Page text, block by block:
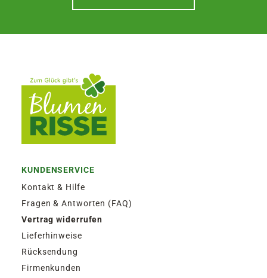
KUNDENSERVICE
Kontakt & Hilfe
Fragen & Antworten (FAQ)
Vertrag widerrufen
Lieferhinweise
Rücksendung
Firmenkunden